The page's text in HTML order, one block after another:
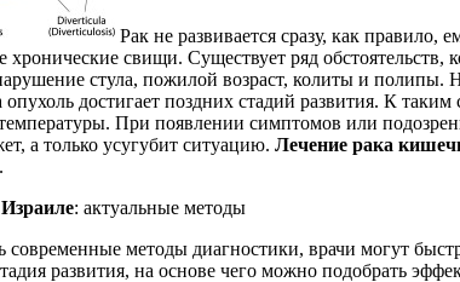
Рак не развивается сразу, как
хронические свищи. Существует ряд
стула, пожилой возраст, колиты и
опухоль достигает поздних стадий развития. К
При появлении симптомов или
а только усугубит ситуацию. Лечение рака
: актуальные методы
методы диагностики, врачи могут
развития, на основе чего можно подобрать